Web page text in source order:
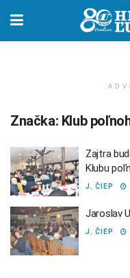
Značka: Klub
Zajtra
Klubu
J. ČIEP
Jaroslav
J. ČIEP